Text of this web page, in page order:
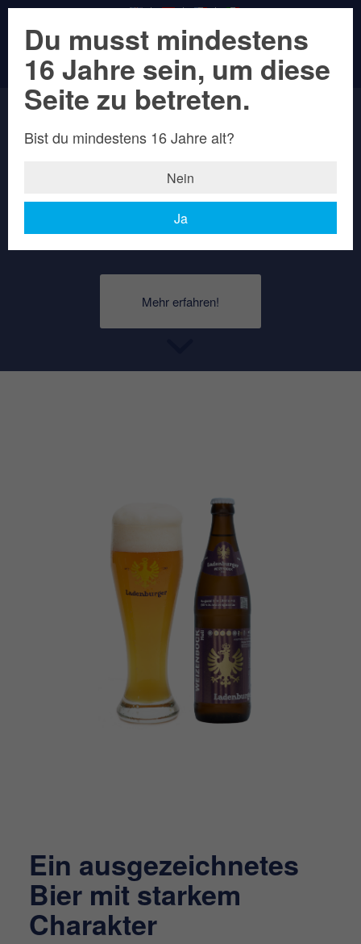
Weizenbock
Hell
Ein klassisch, obergäriges Starkbier mit
dreimal Gold in der Tasche.
Mehr erfahren!
Ein ausgezeichnetes
Bier mit starkem
Charakter
Du musst mindestens
16 Jahre sein, um diese
Seite zu betreten.
Bist du mindestens 16 Jahre alt?
Nein
Ja